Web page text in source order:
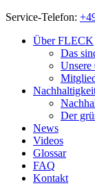
Service-Telefon:
Über FLECK
Das
Unsere
Der
News
Videos
Glossar
FAQ
Kontakt